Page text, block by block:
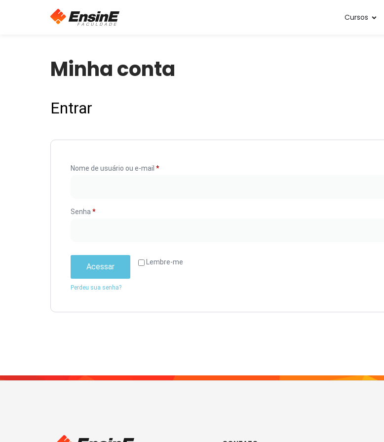
Cursos
Minha conta
Entrar
Nome de usuário ou e-mail *
Senha *
Lembre-me
Acessar
Perdeu sua senha?